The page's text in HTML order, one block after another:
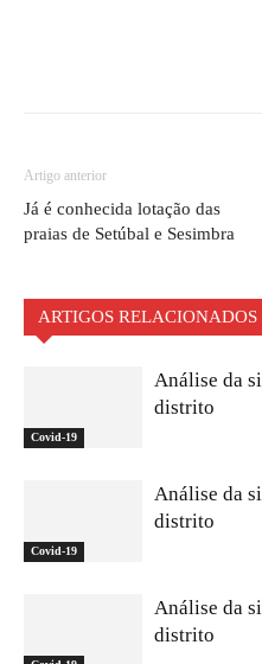
Artigo anterior
Já é conhecida lotação das
praias de Setúbal e Sesimbra
ARTIGOS RELACIONADOS
Covid-19
Análise da
distrito
Covid-19
Análise da
distrito
Análise da
distrito